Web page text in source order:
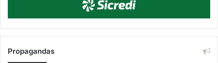
Propagandas